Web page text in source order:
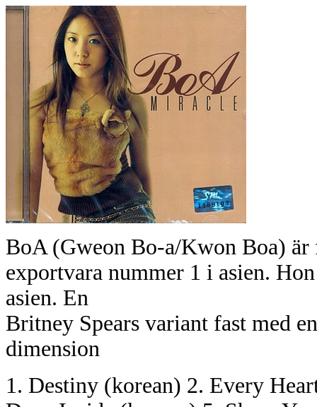
BoA (Gweon Bo-a/Kwon Boa) är
exportvara nummer 1 i asien.
asien. En
Britney Spears variant fast med
dimension
1. Destiny (korean) 2. Every